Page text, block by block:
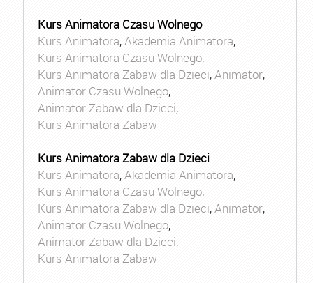
Kurs Animatora Czasu Wolnego
Kurs Animatora,Akademia Animatora,
Kurs Animatora Czasu Wolnego,
Kurs Animatora Zabaw dla Dzieci,Animator,
Animator Czasu Wolnego,
Animator Zabaw dla Dzieci,
Kurs Animatora Zabaw
Kurs Animatora Zabaw dla Dzieci
Kurs Animatora,Akademia Animatora,
Kurs Animatora Czasu Wolnego,
Kurs Animatora Zabaw dla Dzieci,Animator,
Animator Czasu Wolnego,
Animator Zabaw dla Dzieci,
Kurs Animatora Zabaw